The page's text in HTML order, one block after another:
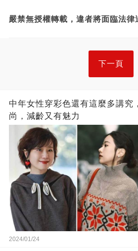
嚴禁無授權轉載，違者將面臨法律
下一頁
中年女性穿彩色還有這麼多講究
尚，減齡又有魅力
2024/01/24